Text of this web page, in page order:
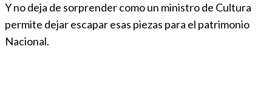
Y no deja de sorprender como un ministro de Cultura
permite dejar escapar esas piezas para el patrimonio
Nacional.